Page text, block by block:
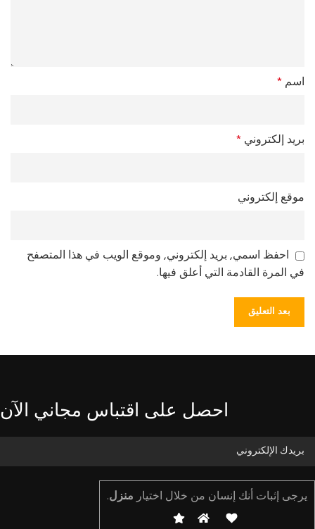
اسم*
بريد إلكتروني*
موقع إلكتروني
احفظ اسمي, بريد إلكتروني, وموقع الويب في هذا المتصفح
في المرة القادمة التي أعلق فيها.
احصل على اقتباس مجاني الآن
يرجى إثبات أنك إنسان من خلال اختيارمنزل.